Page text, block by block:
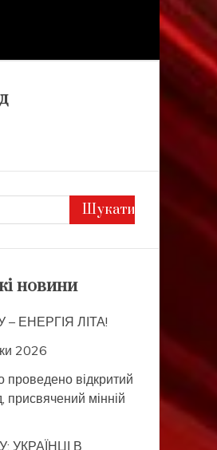
новини
– ЕНЕРГІЯ ЛІТА!
2026
проведено відкритий
присвячений мінній
УКРАЇНЦІ В